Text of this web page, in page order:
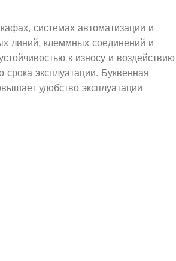
системах автоматизации и
линий, клеммных соединений и
к износу и воздействию
эксплуатации. Буквенная
удобство эксплуатации